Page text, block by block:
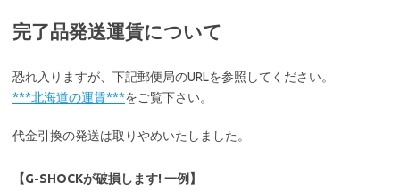
完了品発送運賃について
恐れ入りますが、下記郵便局のURLを参照してください。
***北海道の運賃***をご覧下さい。
代金引換の発送は取りやめいたしました。
【G-SHOCKが破損します! 一例】